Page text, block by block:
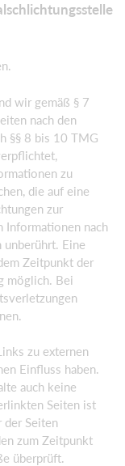
wir gemäß § 7
nach den
§§ 8 bis 10 TMG
zu
die auf eine
zur
Informationen nach
Eine
Zeitpunkt der
möglich. Bei
zu externen
Einfluss haben.
auch keine
Seiten ist
Seiten
zum Zeitpunkt
überprüft.